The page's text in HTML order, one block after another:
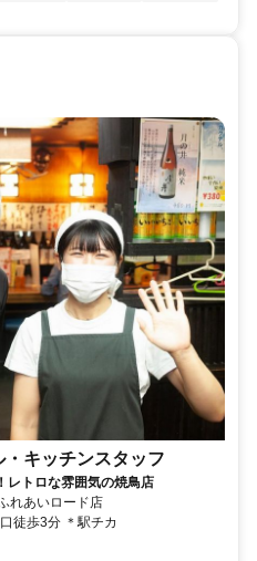
キッチンスタッフ
トロな雰囲気の焼鳥店
れあいロード店
徒歩3分 ＊駅チカ